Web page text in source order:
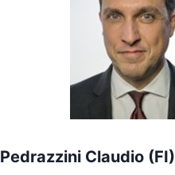
Pedrazzini Claudio (FI)